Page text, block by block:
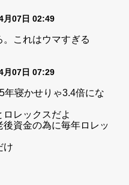
月07日 02:49
これはウマすぎる
月07日 07:29
年寝かせりゃ3.4倍にな
レックスだよ
資金の為に毎年ロレッ
け